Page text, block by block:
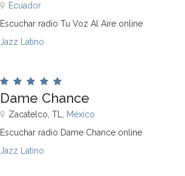
Ecuador
Escuchar radio Tu Voz Al Aire online
Jazz Latino
Dame Chance
Zacatelco, TL,
México
Escuchar radio Dame Chance online
Jazz Latino